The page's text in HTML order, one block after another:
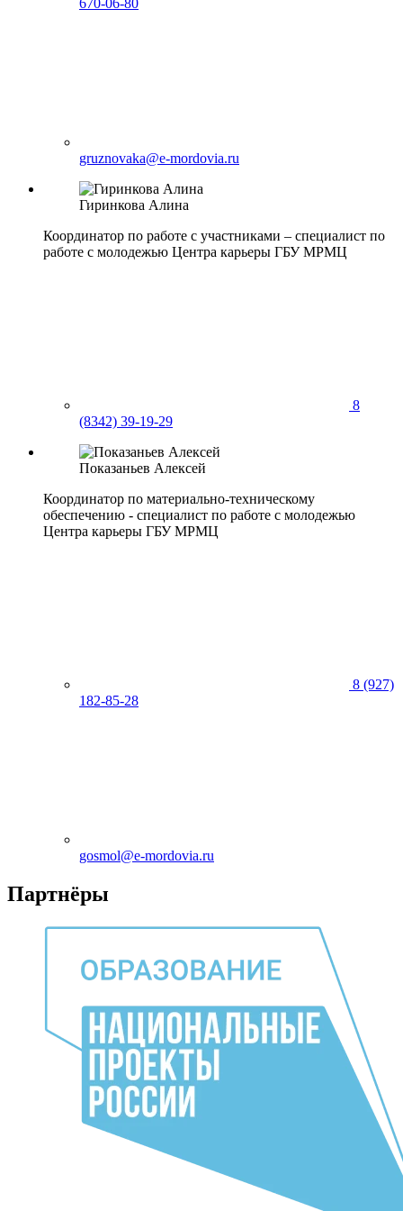
670-06-80
gruznovaka@e-mordovia.ru
Гиринкова Алина
Координатор по работе с участниками – специалист по
работе с молодежью Центра карьеры ГБУ МРМЦ
8
(8342) 39-19-29
Показаньев Алексей
Координатор по материально-техническому
обеспечению - специалист по работе с молодежью
Центра карьеры ГБУ МРМЦ
8 (927)
182-85-28
gosmol@e-mordovia.ru
Партнёры